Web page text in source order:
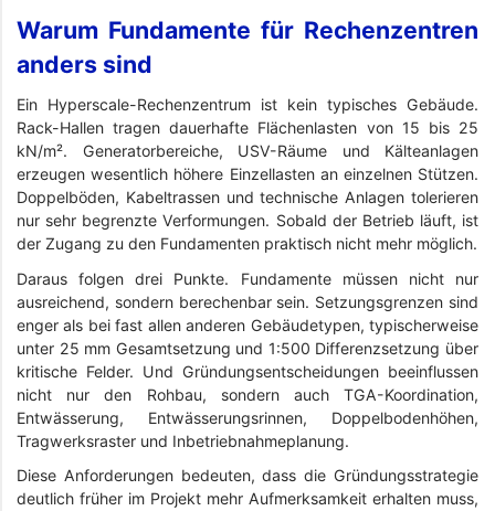
Warum Fundamente für Rechenzentren
anders sind
Ein Hyperscale-Rechenzentrum ist kein typisches Gebäude.
Rack-Hallen tragen dauerhafte Flächenlasten von 15 bis 25
kN/m². Generatorbereiche, USV-Räume und Kälteanlagen
erzeugen wesentlich höhere Einzellasten an einzelnen Stützen.
Doppelböden, Kabeltrassen und technische Anlagen tolerieren
nur sehr begrenzte Verformungen. Sobald der Betrieb läuft, ist
der Zugang zu den Fundamenten praktisch nicht mehr möglich.
Daraus folgen drei Punkte. Fundamente müssen nicht nur
ausreichend, sondern berechenbar sein. Setzungsgrenzen sind
enger als bei fast allen anderen Gebäudetypen, typischerweise
unter 25 mm Gesamtsetzung und 1:500 Differenzsetzung über
kritische Felder. Und Gründungsentscheidungen beeinflussen
nicht nur den Rohbau, sondern auch TGA-Koordination,
Entwässerung, Entwässerungsrinnen, Doppelbodenhöhen,
Tragwerksraster und Inbetriebnahmeplanung.
Diese Anforderungen bedeuten, dass die Gründungsstrategie
deutlich früher im Projekt mehr Aufmerksamkeit erhalten muss,